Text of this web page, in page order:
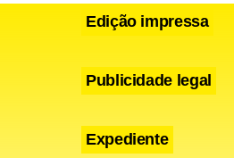
O
Edição impressa
Publicidade legal
Expediente